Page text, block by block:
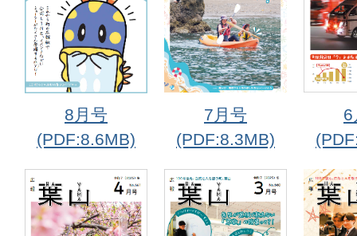
8月号
(PDF:8.6MB)
7月号
(PDF:8.3MB)
6